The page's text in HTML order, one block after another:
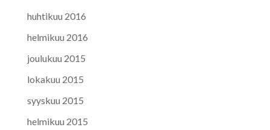
huhtikuu 2016
helmikuu 2016
joulukuu 2015
lokakuu 2015
syyskuu 2015
helmikuu 2015